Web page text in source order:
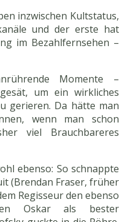
inzwischen Kultstatus,
und der erste hat
im Bezahlfernsehen –
Momente –
um ein wirkliches
gerieren. Da hätte man
wenn man schon
viel Brauchbareres
ebenso: So schnappte
(Brendan Fraser, früher
Regisseur den ebenso
Oskar als bester